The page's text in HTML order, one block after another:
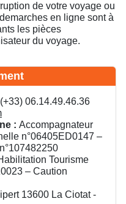
de votre voyage ou
en ligne sont à
les pièces
du voyage.
06.14.49.46.36
: Accompagnateur
n°06405ED0147 –
Tourisme
– Caution
13600 La Ciotat -